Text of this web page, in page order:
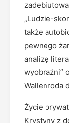
„Ludzie-
także
pewnego
analizę
wyobraźni”
Wallenroda
Życie
Krystyny z